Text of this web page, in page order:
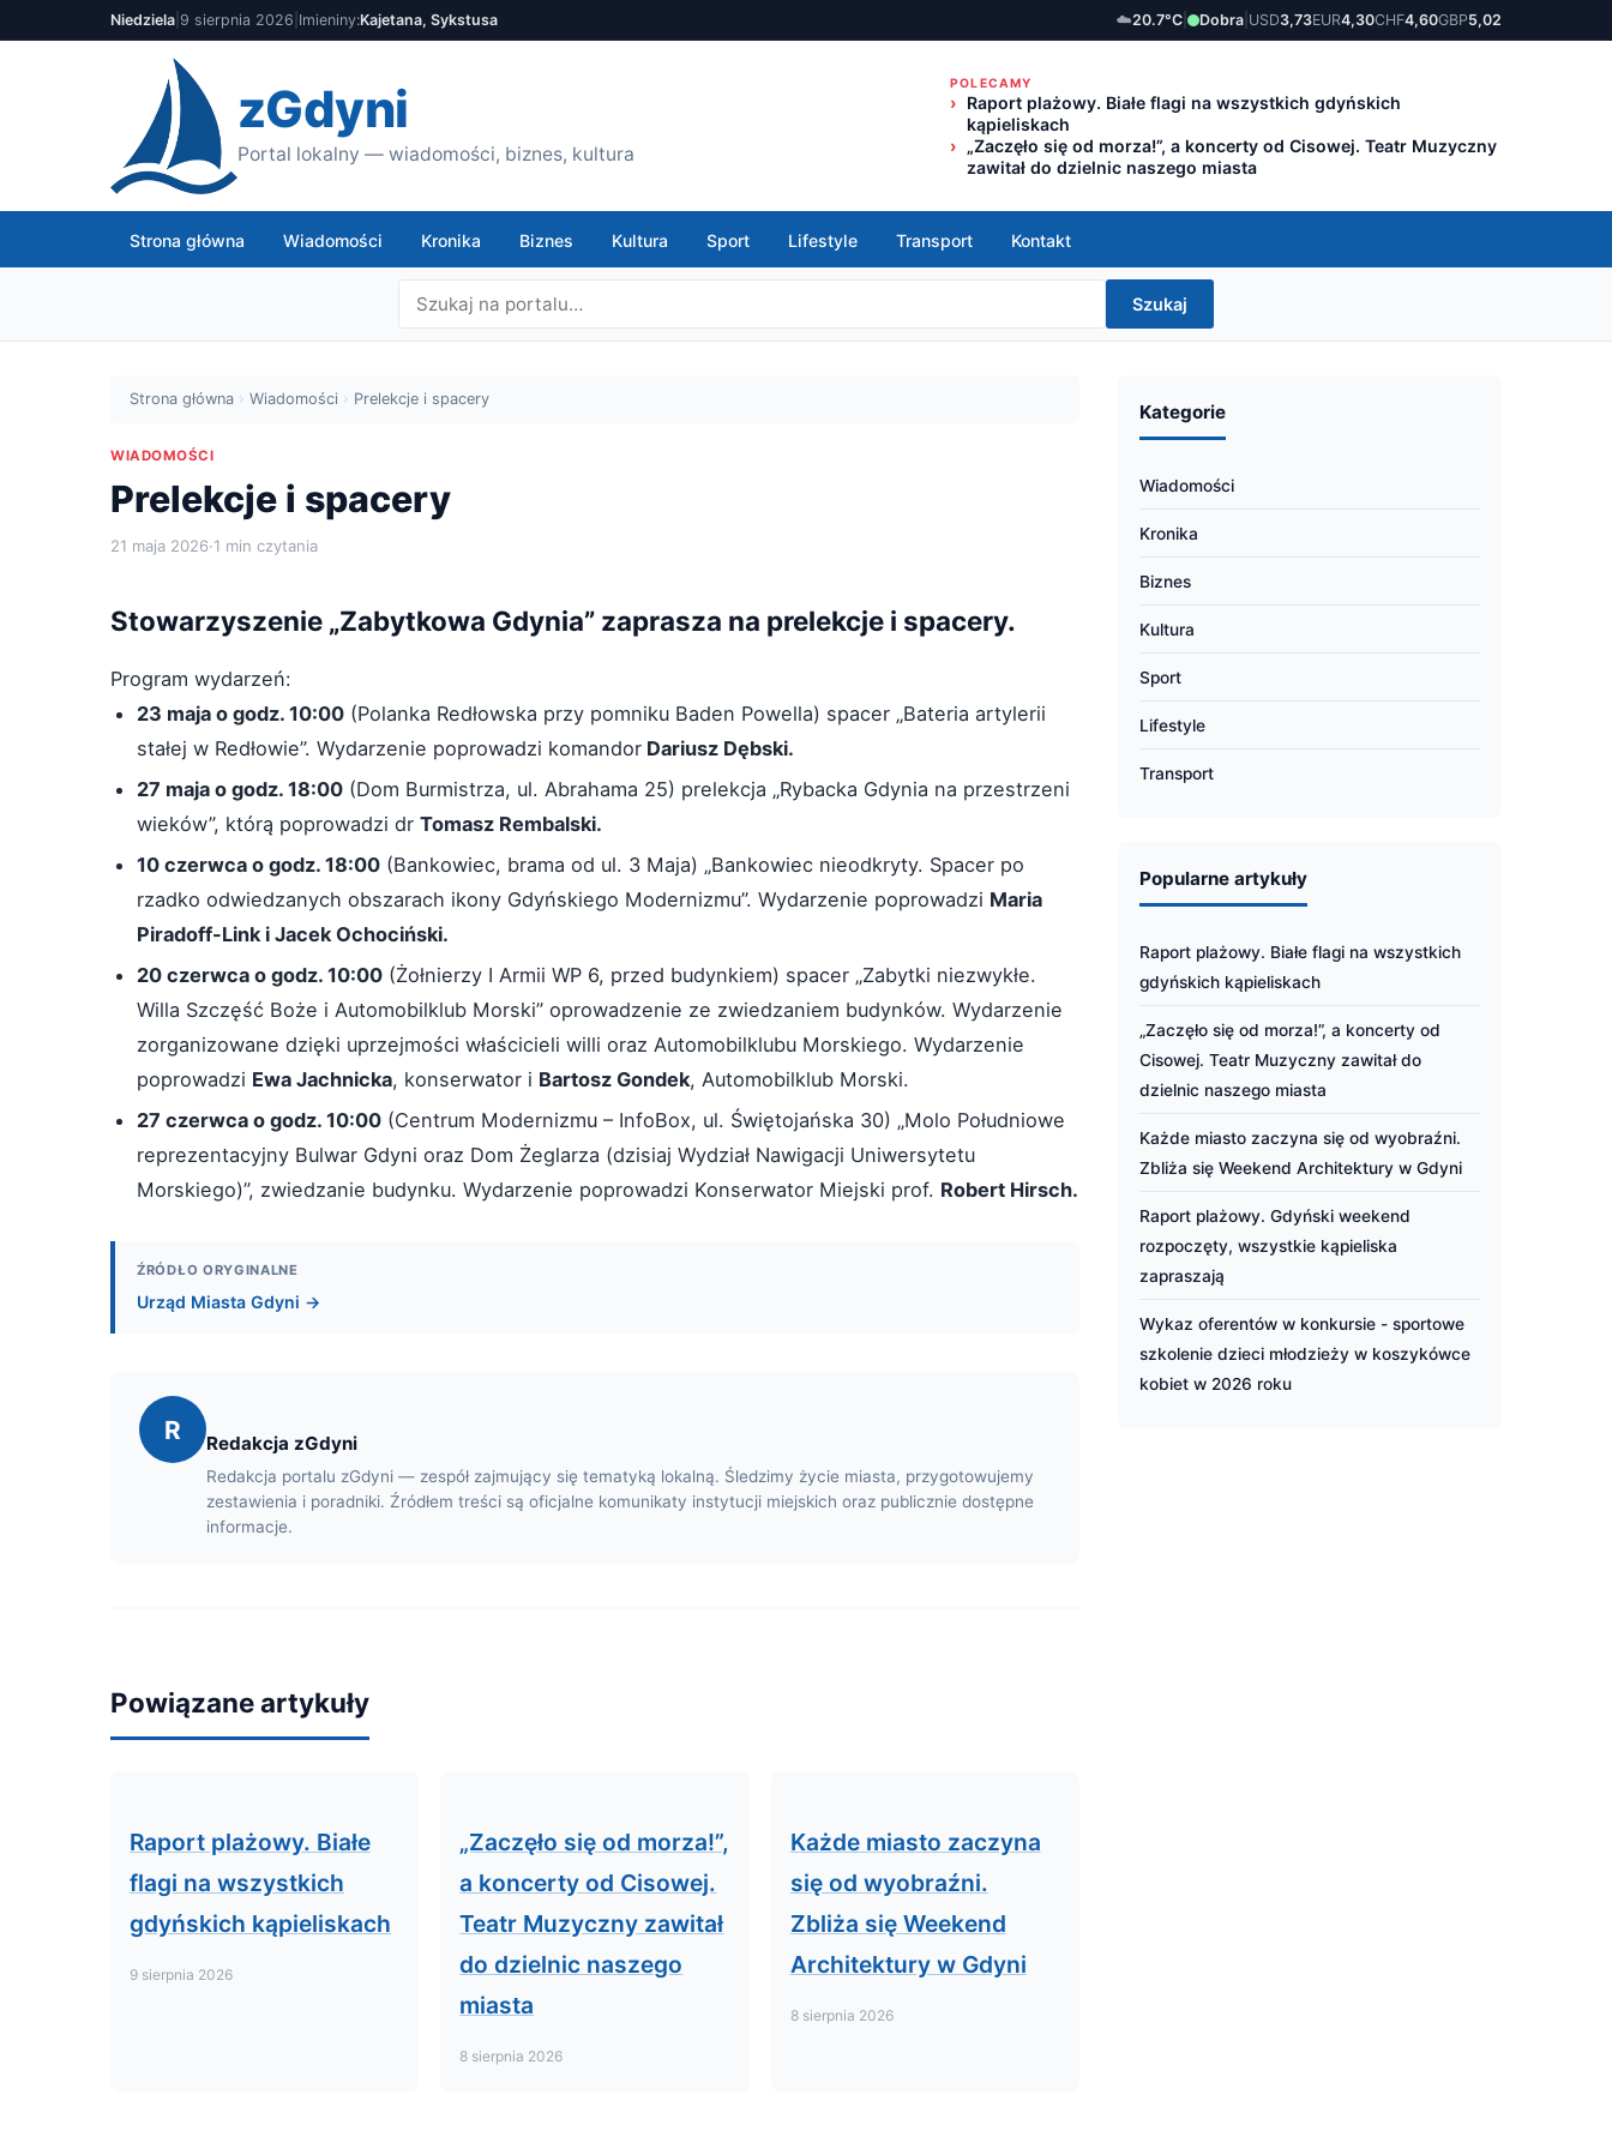
Niedziela 9 sierpnia 2026 Imieniny:Kajetana, Sykstusa ☁️20.7°C Dobra USD3,73EUR4,30CHF4,60GBP5,02
zGdyni
Portal lokalny — wiadomości, biznes, kultura
POLECAMY
Raport plażowy. Białe flagi na wszystkich gdyńskich
kąpieliskach
„Zaczęło się od morza!”, a koncerty od Cisowej. Teatr Muzyczny
zawitał do dzielnic naszego miasta
Strona główna Wiadomości Kronika Biznes Kultura Sport Lifestyle Transport Kontakt
Szukaj
Strona główna › Wiadomości › Prelekcje i spacery
WIADOMOŚCI
Prelekcje i spacery
21 maja 2026·1 min czytania
Stowarzyszenie „Zabytkowa Gdynia” zaprasza na prelekcje i spacery.
Program wydarzeń:
23 maja o godz. 10:00 (Polanka Redłowska przy pomniku Baden Powella) spacer „Bateria artylerii
stałej w Redłowie”. Wydarzenie poprowadzi komandor Dariusz Dębski.
27 maja o godz. 18:00 (Dom Burmistrza, ul. Abrahama 25) prelekcja „Rybacka Gdynia na przestrzeni
wieków”, którą poprowadzi dr Tomasz Rembalski.
10 czerwca o godz. 18:00 (Bankowiec, brama od ul. 3 Maja) „Bankowiec nieodkryty. Spacer po
rzadko odwiedzanych obszarach ikony Gdyńskiego Modernizmu”. Wydarzenie poprowadzi Maria
Piradoff-Link i Jacek Ochociński.
20 czerwca o godz. 10:00 (Żołnierzy I Armii WP 6, przed budynkiem) spacer „Zabytki niezwykłe.
Willa Szczęść Boże i Automobilklub Morski” oprowadzenie ze zwiedzaniem budynków. Wydarzenie
zorganizowane dzięki uprzejmości właścicieli willi oraz Automobilklubu Morskiego. Wydarzenie
poprowadzi Ewa Jachnicka, konserwator i Bartosz Gondek, Automobilklub Morski.
27 czerwca o godz. 10:00 (Centrum Modernizmu – InfoBox, ul. Świętojańska 30) „Molo Południowe
reprezentacyjny Bulwar Gdyni oraz Dom Żeglarza (dzisiaj Wydział Nawigacji Uniwersytetu
Morskiego)”, zwiedzanie budynku. Wydarzenie poprowadzi Konserwator Miejski prof. Robert Hirsch.
ŹRÓDŁO ORYGINALNE
Urząd Miasta Gdyni →
R Redakcja zGdyni
Redakcja portalu zGdyni — zespół zajmujący się tematyką lokalną. Śledzimy życie miasta, przygotowujemy
zestawienia i poradniki. Źródłem treści są oficjalne komunikaty instytucji miejskich oraz publicznie dostępne
informacje.
Powiązane artykuły
Raport plażowy. Białe
flagi na wszystkich
gdyńskich kąpieliskach
9 sierpnia 2026
„Zaczęło się od morza!”,
a koncerty od Cisowej.
Teatr Muzyczny zawitał
do dzielnic naszego
miasta
8 sierpnia 2026
Każde miasto zaczyna
się od wyobraźni.
Zbliża się Weekend
Architektury w Gdyni
8 sierpnia 2026
Kategorie
Wiadomości
Kronika
Biznes
Kultura
Sport
Lifestyle
Transport
Popularne artykuły
Raport plażowy. Białe flagi na wszystkich
gdyńskich kąpieliskach
„Zaczęło się od morza!”, a koncerty od
Cisowej. Teatr Muzyczny zawitał do
dzielnic naszego miasta
Każde miasto zaczyna się od wyobraźni.
Zbliża się Weekend Architektury w Gdyni
Raport plażowy. Gdyński weekend
rozpoczęty, wszystkie kąpieliska
zapraszają
Wykaz oferentów w konkursie - sportowe
szkolenie dzieci młodzieży w koszykówce
kobiet w 2026 roku